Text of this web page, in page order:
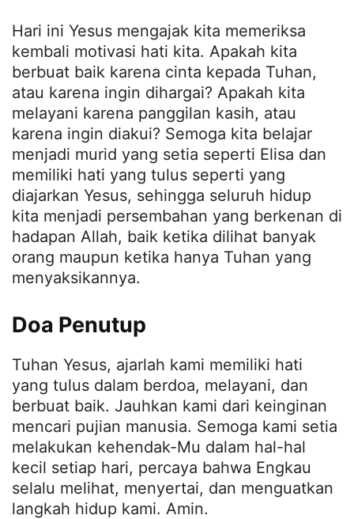
Hari ini Yesus mengajak kita memeriksa
kembali motivasi hati kita. Apakah kita
berbuat baik karena cinta kepada Tuhan,
atau karena ingin dihargai? Apakah kita
melayani karena panggilan kasih, atau
karena ingin diakui? Semoga kita belajar
menjadi murid yang setia seperti Elisa dan
memiliki hati yang tulus seperti yang
diajarkan Yesus, sehingga seluruh hidup
kita menjadi persembahan yang berkenan di
hadapan Allah, baik ketika dilihat banyak
orang maupun ketika hanya Tuhan yang
menyaksikannya.
Doa Penutup
Tuhan Yesus, ajarlah kami memiliki hati
yang tulus dalam berdoa, melayani, dan
berbuat baik. Jauhkan kami dari keinginan
mencari pujian manusia. Semoga kami setia
melakukan kehendak-Mu dalam hal-hal
kecil setiap hari, percaya bahwa Engkau
selalu melihat, menyertai, dan menguatkan
langkah hidup kami. Amin.